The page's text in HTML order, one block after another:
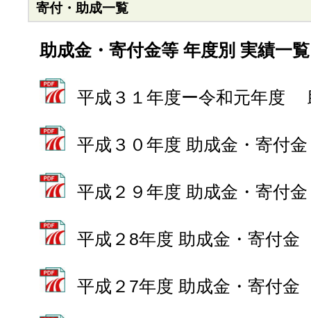
寄付・助成一覧
助成金・寄付金等 年度別 実績一
平成３１年度ー令和元年度
平成３０年度 助成金・寄付金
平成２９年度 助成金・寄付金
平成２8年度 助成金・寄付金
平成２7年度 助成金・寄付金